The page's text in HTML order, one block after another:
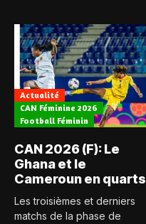
Actualité
CAN Féminine 2026
Football Féminin
CAN 2026 (F): Le
Ghana et le
Cameroun en quarts
Les troisièmes et derniers
matchs de la phase de